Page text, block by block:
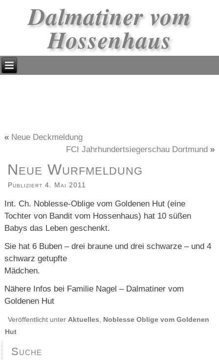
Dalmatiner vom
Hossenhaus
« Neue Deckmeldung
FCI Jahrhundertsiegerschau Dortmund»
Neue Wurfmeldung
Publiziert 4. Mai 2011
Int. Ch. Noblesse-Oblige vom Goldenen Hut (eine
Tochter von Bandit vom Hossenhaus) hat 10 süßen
Babys das Leben geschenkt.
Sie hat 6 Buben – drei braune und drei schwarze – und 4
schwarz getupfte
Mädchen.
Nähere Infos bei Familie Nagel – Dalmatiner vom
Goldenen Hut
Veröffentlicht unter Aktuelles
Noblesse Oblige vom Goldenen
Hut
Suche